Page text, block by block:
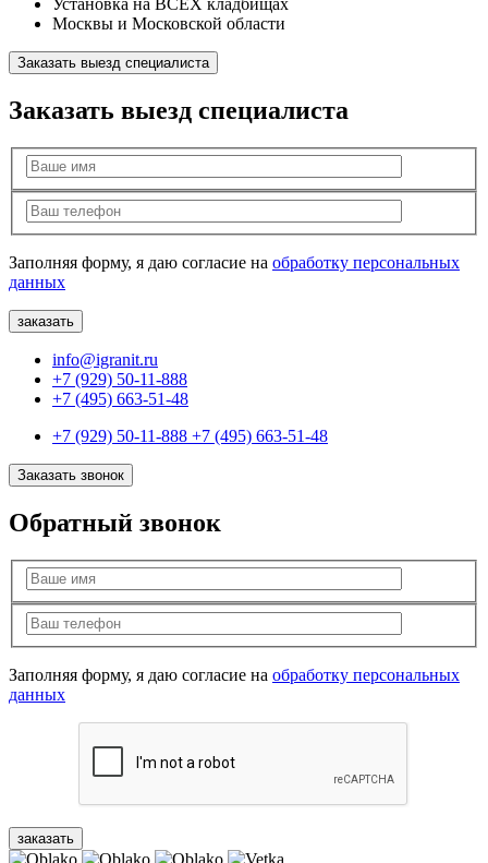
Установка на ВСЕХ кладбищах
Москвы и Московской области
Заказать выезд специалиста
Заказать выезд специалиста
Заполняя форму, я даю согласие на обработку персональных
данных
info@igranit.ru
+7 (929) 50-11-888
+7 (495) 663-51-48
+7 (929) 50-11-888 +7 (495) 663-51-48
Заказать звонок
Обратный звонок
Заполняя форму, я даю согласие на обработку персональных
данных